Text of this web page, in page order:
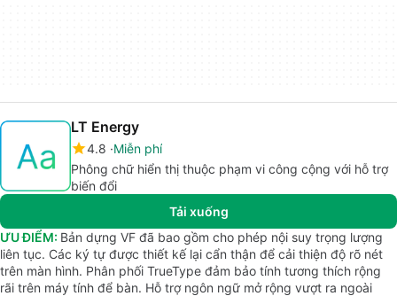
LT Energy
4.8 Miễn phí
Phông chữ hiển thị thuộc phạm vi công cộng với hỗ trợ
biến đổi
Tải xuống
ƯU ĐIỂM: Bản dựng VF đã bao gồm cho phép nội suy trọng lượng
liên tục. Các ký tự được thiết kế lại cẩn thận để cải thiện độ rõ nét
trên màn hình. Phân phối TrueType đảm bảo tính tương thích rộng
rãi trên máy tính để bàn. Hỗ trợ ngôn ngữ mở rộng vượt ra ngoài